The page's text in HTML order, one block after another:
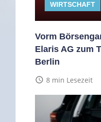
WIRTSCHAFT
Vorm
Elaris AG zum
Berlin
access_time 8 min Lesezeit